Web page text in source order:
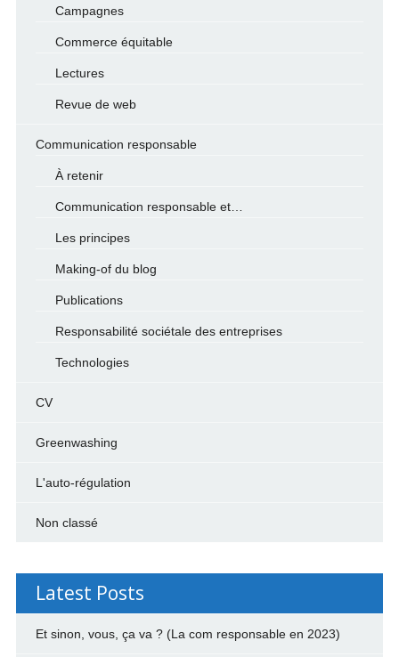
Campagnes
Commerce équitable
Lectures
Revue de web
Communication responsable
À retenir
Communication responsable et…
Les principes
Making-of du blog
Publications
Responsabilité sociétale des entreprises
Technologies
CV
Greenwashing
L'auto-régulation
Non classé
Latest Posts
Et sinon, vous, ça va ? (La com responsable en 2023)